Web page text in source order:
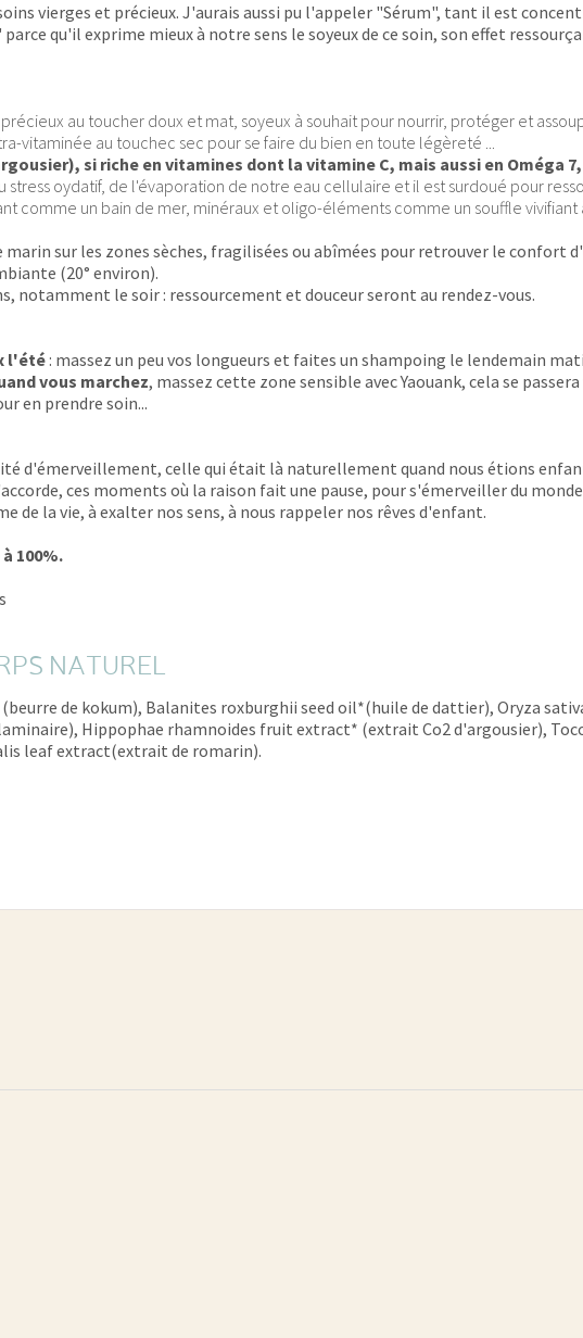
vierges et précieux. J'aurais aussi pu l'appeler "Sérum", tant il est
qu'il exprime mieux à notre sens le soyeux de ce soin, son effet
au toucher doux et mat, soyeux à souhait pour nourrir, protéger et
vitaminée au touchec sec pour se faire du bien en toute légèreté ...
si riche en vitamines dont la vitamine C, mais aussi en Oméga 7,
stress oydatif, de l'évaporation de notre eau cellulaire et il est surdoué pour
comme un bain de mer, minéraux et oligo-éléments comme un souffle vivifiant
marin sur les zones sèches, fragilisées ou abîmées pour retrouver le confort
(20° environ).
notamment le soir : ressourcement et douceur seront au rendez-vous.
l'été : massez un peu vos longueurs et faites un shampoing le lendemain
vous marchez, massez cette zone sensible avec Yaouank, cela se
en prendre soin...
d'émerveillement, celle qui était là naturellement quand nous étions
ces moments où la raison fait une pause, pour s'émerveiller du
de la vie, à exalter nos sens, à nous rappeler nos rêves d'enfant.
100%.
NATUREL
(beurre de kokum), Balanites roxburghii seed oil*(huile de dattier), Oryza
Hippophae rhamnoides fruit extract* (extrait Co2 d'argousier),
leaf extract(extrait de romarin).